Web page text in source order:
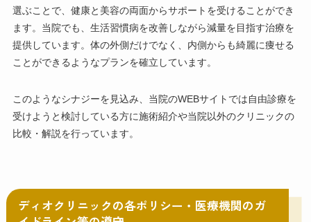
選ぶことで、健康と美容の両面からサポートを受けることができ
ます。当院でも、生活習慣病を改善しながら減量を目指す治療を
提供しています。体の外側だけでなく、内側からも綺麗に痩せる
ことができるようなプランを確立しています。
このようなシナジーを見込み、当院のWEBサイトでは自由診療を
受けようと検討している方に施術紹介や当院以外のクリニックの
比較・解説を行っています。
ディオクリニックの各ポリシー・医療機関のガ